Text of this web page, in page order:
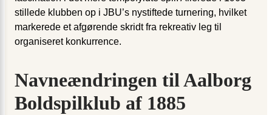
stillede klubben op i JBU’s nystiftede turnering, hvilket
markerede et afgørende skridt fra rekreativ leg til
organiseret konkurrence.
Navneændringen til Aalborg
Boldspilklub af 1885